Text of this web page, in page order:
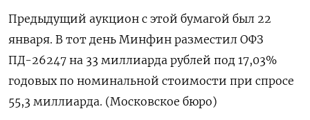
Предыдущий аукцион с этой бумагой был 22
января. В тот день Минфин разместил ОФЗ
ПД-26247 на 33 миллиарда рублей под 17,03%
годовых по номинальной стоимости при спросе
55,3 миллиарда. (Московское бюро)